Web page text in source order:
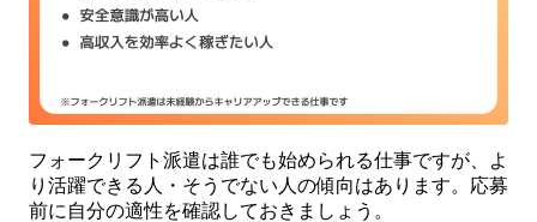
フォークリフト派遣は誰でも始められる仕事ですが、よ
り活躍できる人・そうでない人の傾向はあります。応募
前に自分の適性を確認しておきましょう。